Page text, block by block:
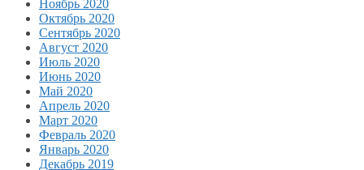
Ноябрь 2020
Октябрь 2020
Сентябрь 2020
Август 2020
Июль 2020
Июнь 2020
Май 2020
Апрель 2020
Март 2020
Февраль 2020
Январь 2020
Декабрь 2019